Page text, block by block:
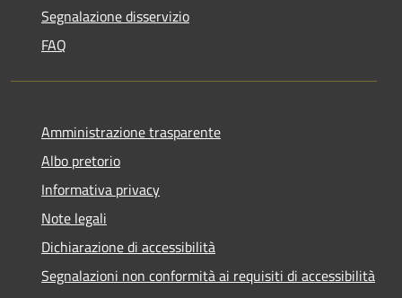
Segnalazione disservizio
FAQ
Amministrazione trasparente
Albo pretorio
Informativa privacy
Note legali
Dichiarazione di accessibilità
Segnalazioni non conformità ai requisiti di accessibilità